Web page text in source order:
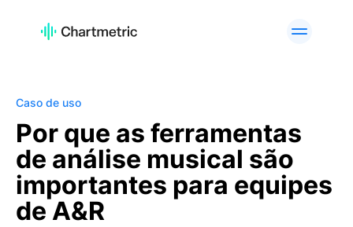
PRODUTO
Análises de Faixas
Análises de Curadores Gráficos
Ferramentas de A&R Análises de marcas
Serviços
personalizados
API Offering
Caso de uso
Por que as ferramentas
de análise musical são
importantes para equipes
de A&R